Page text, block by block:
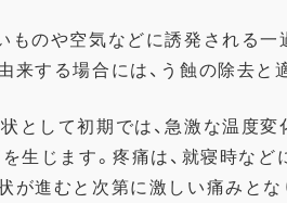
ものや空気などに誘発される一
来する場合には、 う蝕の除去と
して初期では、急激な温度変
生じます。疼痛は、 就寝時など
が進むと次第に激しい痛みとな